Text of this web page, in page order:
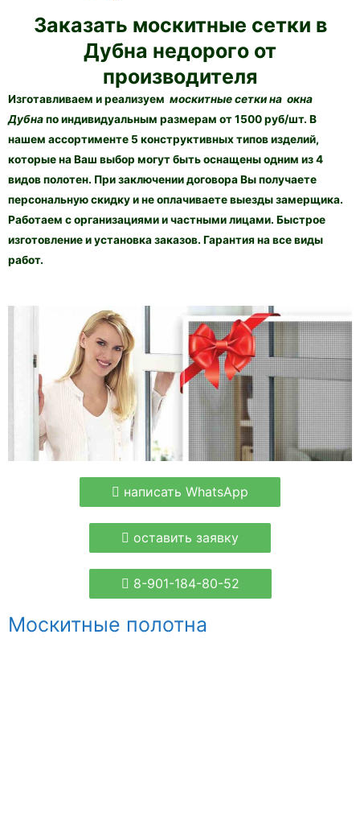
Заказать москитные сетки в
Дубна недорого от
производителя
Изготавливаем и реализуем москитные сетки на окна
Дубнапо индивидуальным размерам от 1500 руб/шт. В
нашем ассортименте 5 конструктивных типов изделий,
которые на Ваш выбор могут быть оснащены одним из 4
видов полотен. При заключении договора Вы получаете
персональную скидку и не оплачиваете выезды замерщика.
Работаем с организациями и частными лицами. Быстрое
изготовление и установка заказов. Гарантия на все виды
работ.
написать WhatsApp
оставить заявку
8-901-184-80-52
Москитные полотна